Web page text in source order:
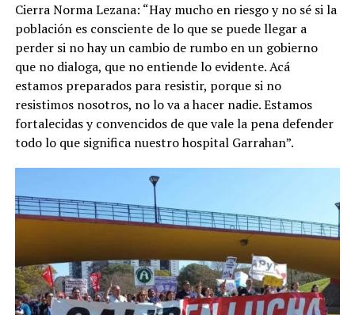
Cierra Norma Lezana: “Hay mucho en riesgo y no sé si la
población es consciente de lo que se puede llegar a
perder si no hay un cambio de rumbo en un gobierno
que no dialoga, que no entiende lo evidente. Acá
estamos preparados para resistir, porque si no
resistimos nosotros, no lo va a hacer nadie. Estamos
fortalecidas y convencidos de que vale la pena defender
todo lo que significa nuestro hospital Garrahan”.